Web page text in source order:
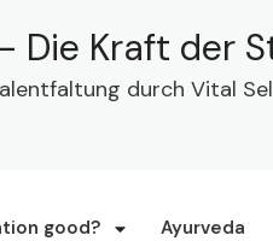
Die Kraft der
durch Vital
good? Ayurveda